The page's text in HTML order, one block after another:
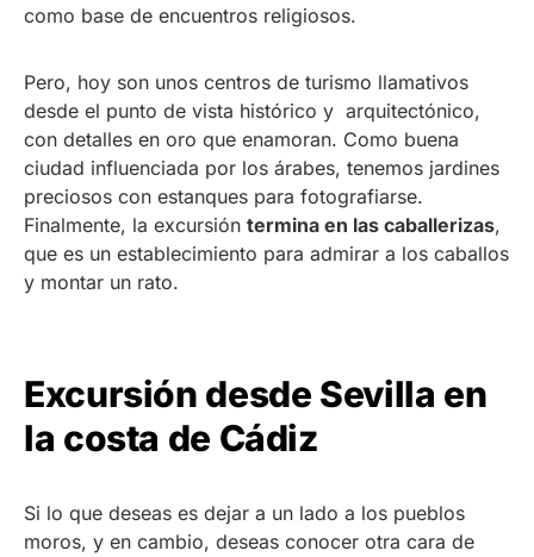
como base de encuentros religiosos.
Pero, hoy son unos centros de turismo llamativos
desde el punto de vista histórico y arquitectónico,
con detalles en oro que enamoran. Como buena
ciudad influenciada por los árabes, tenemos jardines
preciosos con estanques para fotografiarse.
Finalmente, la excursión termina en las caballerizas,
que es un establecimiento para admirar a los caballos
y montar un rato.
Excursión desde Sevilla en
la costa de Cádiz
Si lo que deseas es dejar a un lado a los pueblos
moros, y en cambio, deseas conocer otra cara de